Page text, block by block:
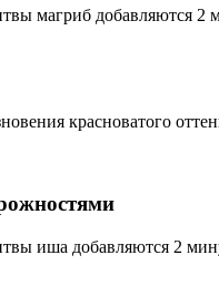
магриб добавляются 2
красноватого
иша добавляются 2